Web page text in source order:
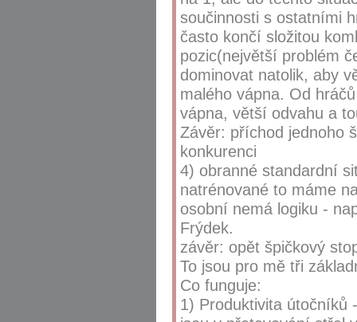
součinnosti s ostatními
často končí složitou
pozic(největší problém
dominovat natolik, aby
malého vápna. Od
vápna, větší odvahu a
Závěr: příchod jednoho
konkurenci
4) obranné standardní
natrénované to máme
osobní nemá logiku -
Frýdek.
závěr: opět špičkový
To jsou pro mě tři
Co funguje:
1) Produktivita útočníků